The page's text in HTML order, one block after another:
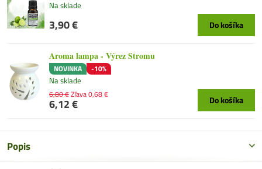
Popis
Na sklade
3,90 € Do košíka
Aroma lampa - Výrez Stromu
NOVINKA -10%
Na sklade
6,12 €
6,80 €Zľava 0,68 € Do košíka